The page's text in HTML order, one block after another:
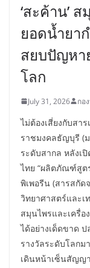
‘สะค้าน’
ยอดน้ำยา
สยบปัญหา
โลก
July 31, 2026 กอ
ไม่ต้องเสี่ยงกับสา
ราชมงคลธัญบุรี (
ระดับสากล หลังเ
ไทย “ผลิตภัณฑ์สูต
พิเพอรีน (สารสกั
วิทยาศาสตร์และ
สมุนไพรและเครื่อ
ได้อย่างเด็ดขาด
รางวัลระดับโลกม
เดินหน้าเซ็นสัญญ